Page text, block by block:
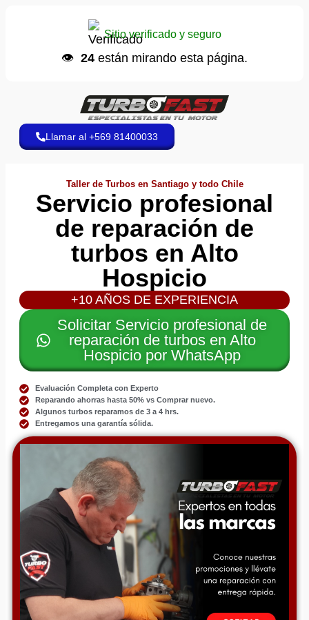
Sitio verificado y seguro
👁️ 24 están mirando esta página.
Llamar al +569 81400033
Taller de Turbos en Santiago y todo Chile
Servicio profesional
de reparación de
turbos en Alto
Hospicio
+10 AÑOS DE EXPERIENCIA
Solicitar Servicio profesional de
reparación de turbos en Alto
Hospicio por WhatsApp
Evaluación Completa con Experto
Reparando ahorras hasta 50% vs Comprar nuevo.
Algunos turbos reparamos de 3 a 4 hrs.
Entregamos una garantía sólida.
📞 hizo una llamada